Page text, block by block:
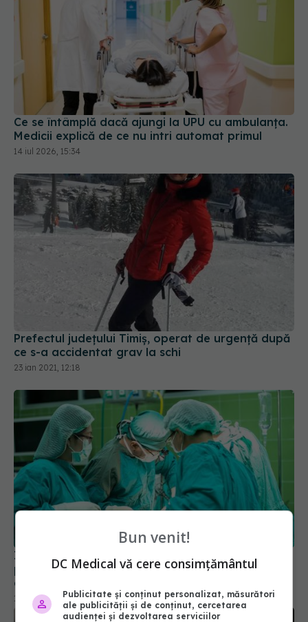
Ce se întâmplă dacă ajungi la UPU cu ambulanța.
Medicii explică de ce nu intri automat primul
14 iul 2026, 15:34
Prefectul județului Timiș, operat de urgență după
ce s-a accidentat grav la schi
23 ian 2021, 12:18
Intervenție chirurgicală complexă, de 6 ore,
pentru salvarea bărbatului atacat de urs în
apropierea unei stâne
19 iun 2021, 12:49
Bun venit!
DC Medical vă cere consimțământul
Publicitate și conținut personalizat, măsurători
ale publicității și de conținut, cercetarea
audienței și dezvoltarea serviciilor